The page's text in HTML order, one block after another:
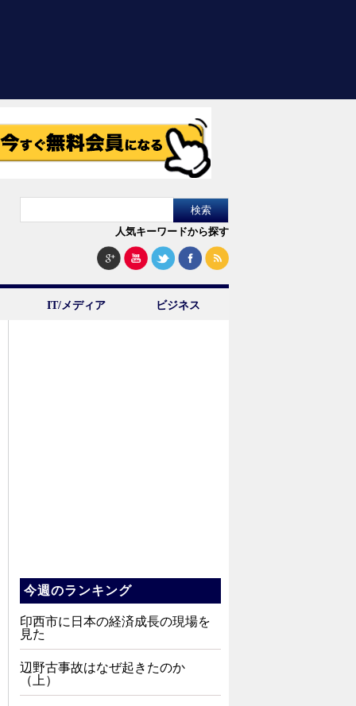
人気キーワードから探す
IT/メディア ビジネス
今週のランキング
印西市に日本の経済成長の現場を
見た
辺野古事故はなぜ起きたのか
（上）